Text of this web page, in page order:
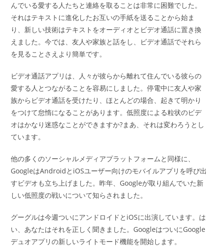
んでいる愛する人たちと連絡を取ることは非常に困難でした。
それはテキストに進化したお互いの手紙を送ることから始ま
り、新しい技術はテキストをオーディオとビデオ通話に置き換
えました。今では、友人や家族と話をし、ビデオ通話でそれら
を見ることさえより簡単です。
ビデオ通話アプリは、人々が彼らから離れて住んでいる彼らの
愛する人とつながることを容易にしました。停電中に友人や家
族からビデオ通話を受けたり、ほとんどの場合、起きて明かり
をつけて怠惰になることがあります。低照度による粒状のビデ
オはかなり迷惑なことができますか?まあ、それは変わろうとし
ています。
他の多くのソーシャルメディアプラットフォームと同様に、
GoogleはAndroidとiOSユーザー向けのモバイルアプリを呼び出
すビデオも立ち上げました。昨年、Googleが取り組んでいた新
しい低照度の戦いについて知らされました。
グーグルは今週ついにアンドロイドとiOSに出演しています。は
い、あなたはそれを正しく聞きました。GoogleはついにGoogle
デュオアプリの新しいライトモード機能を開始します。